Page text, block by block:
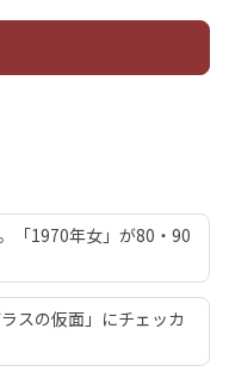
「1970年女」が80・90
スの仮面」にチェッカ